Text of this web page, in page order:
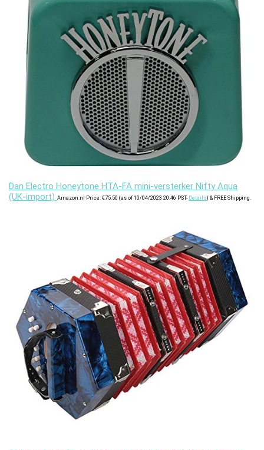
Dan Electro Honeytone HTA-FA mini-versterker Nifty Aqua
(UK-import) Amazon.nl Price: €75.50 (as of 10/04/2023 20:46 PST- Details) & FREE Shipping.